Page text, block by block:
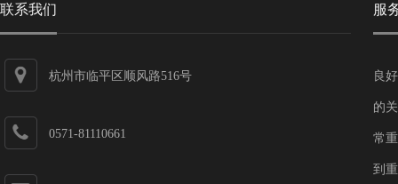
联系我们
杭州市临平区顺风路516号
0571-81110661
服
良
的
常
到